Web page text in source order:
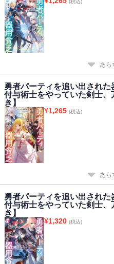
(税込)
あら
勇者パーティを追い出され
付与術士をやっていた剣士
き】
¥1,265 (税込)
あら
勇者パーティを追い出され
付与術士をやっていた剣士
き】
¥1,320 (税込)